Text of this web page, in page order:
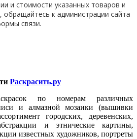
и стоимости указанных товаров и
обращайтесь к администрации сайта
связи.
Раскрасить.ру
по номерам различных
и алмазной мозаики (вышивки
городских, деревенских,
и этнические картины,
известных художников, портреты